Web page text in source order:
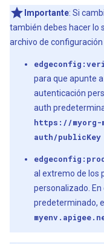
Importante: Si
también debes hacer lo
archivo de
para que apunte
autenticación
auth
https://myorg-
auth/publicKey
al extremo de los
personalizado.
predeterminado,